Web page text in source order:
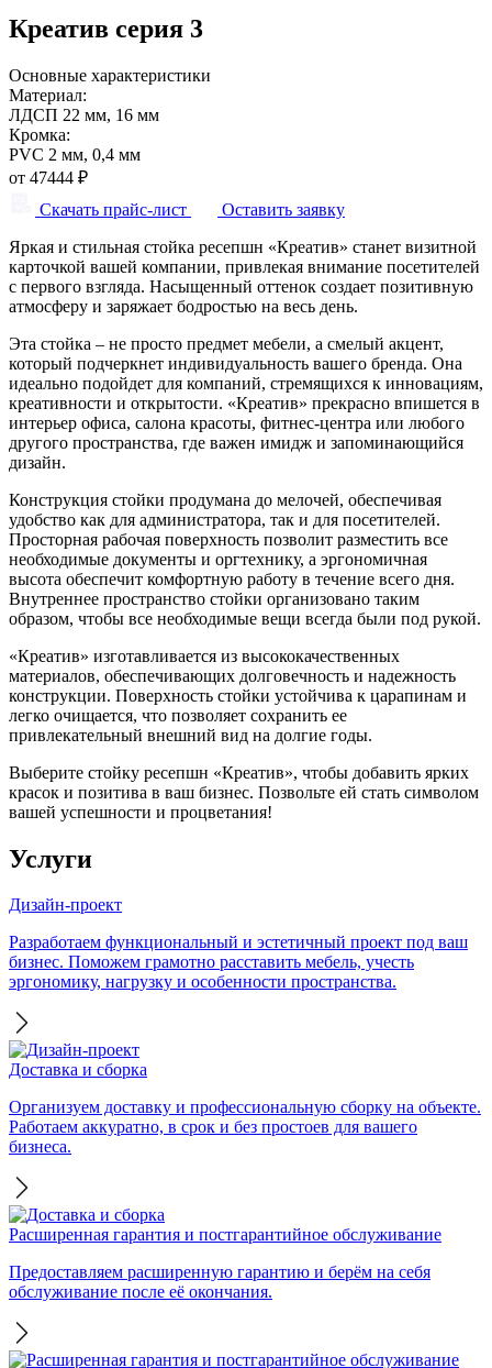
Креатив серия 3
Основные характеристики
Материал:
ЛДСП 22 мм, 16 мм
Кромка:
PVC 2 мм, 0,4 мм
от 47444 ₽
Скачать прайс-лист
Оставить заявку
Яркая и стильная стойка ресепшн «Креатив» станет визитной
карточкой вашей компании, привлекая внимание посетителей
с первого взгляда. Насыщенный оттенок создает позитивную
атмосферу и заряжает бодростью на весь день.
Эта стойка – не просто предмет мебели, а смелый акцент,
который подчеркнет индивидуальность вашего бренда. Она
идеально подойдет для компаний, стремящихся к инновациям,
креативности и открытости. «Креатив» прекрасно впишется в
интерьер офиса, салона красоты, фитнес-центра или любого
другого пространства, где важен имидж и запоминающийся
дизайн.
Конструкция стойки продумана до мелочей, обеспечивая
удобство как для администратора, так и для посетителей.
Просторная рабочая поверхность позволит разместить все
необходимые документы и оргтехнику, а эргономичная
высота обеспечит комфортную работу в течение всего дня.
Внутреннее пространство стойки организовано таким
образом, чтобы все необходимые вещи всегда были под рукой.
«Креатив» изготавливается из высококачественных
материалов, обеспечивающих долговечность и надежность
конструкции. Поверхность стойки устойчива к царапинам и
легко очищается, что позволяет сохранить ее
привлекательный внешний вид на долгие годы.
Выберите стойку ресепшн «Креатив», чтобы добавить ярких
красок и позитива в ваш бизнес. Позвольте ей стать символом
вашей успешности и процветания!
Услуги
Дизайн-проект
Разработаем функциональный и эстетичный проект под ваш
бизнес. Поможем грамотно расставить мебель, учесть
эргономику, нагрузку и особенности пространства.
Доставка и сборка
Организуем доставку и профессиональную сборку на объекте.
Работаем аккуратно, в срок и без простоев для вашего
бизнеса.
Расширенная гарантия и постгарантийное обслуживание
Предоставляем расширенную гарантию и берём на себя
обслуживание после её окончания.